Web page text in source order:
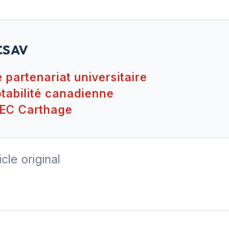
partenariat universitaire
canadienne
Carthage
original